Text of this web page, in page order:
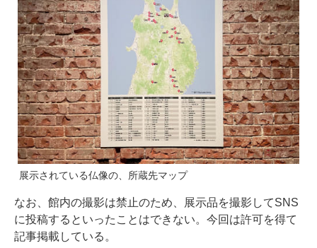
展示されている仏像の、所蔵先マップ
なお、館内の撮影は禁止のため、展示品を撮影してSNS
に投稿するといったことはできない。今回は許可を得て
記事掲載している。